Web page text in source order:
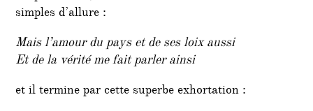
simples d’allure :
Mais l’amour du pays et de ses loix aussi
Et de la vérité me fait parler ainsi
et il termine par cette superbe exhortation :